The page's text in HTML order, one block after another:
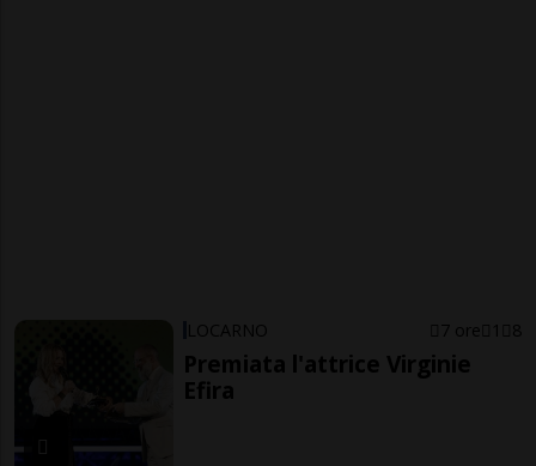
LOCARNO 7 ore 1 8
Premiata l'attrice Virginie
Efira